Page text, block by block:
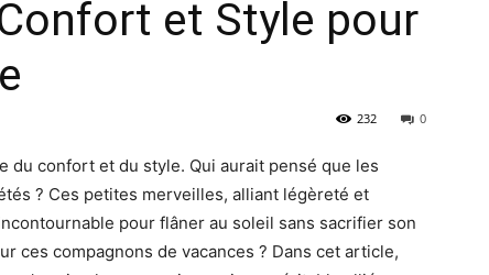
et Style pour
0
232
du confort et du style. Qui aurait pensé que les
? Ces petites merveilles, alliant légèreté et
pour flâner au soleil sans sacrifier son
ces compagnons de vacances ? Dans cet article,